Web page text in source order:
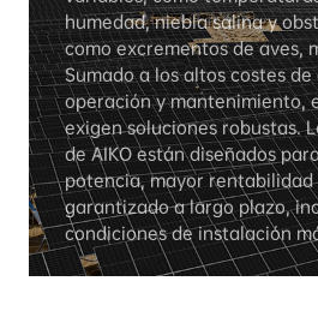
humedad, niebla salina y
como excrementos de aves,
Sumado a los altos costes
operación y mantenimiento,
exigen soluciones robustas.
de AIKO están diseñados
potencia, mayor
garantizado a largo plazo,
condiciones de instalación